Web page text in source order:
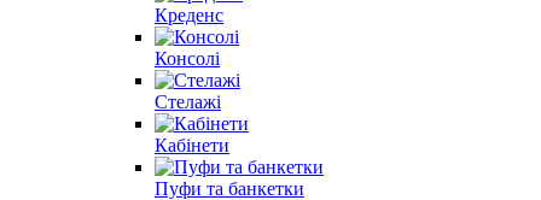
Креденс
Консолі
Стелажі
Кабінети
Пуфи та банкетки